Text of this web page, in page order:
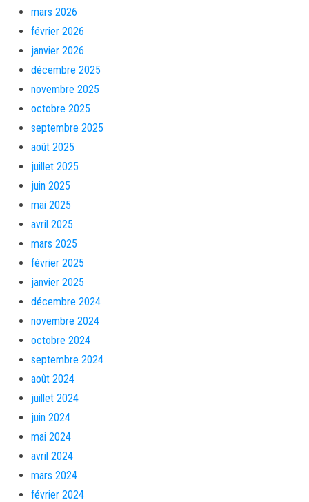
mars 2026
février 2026
janvier 2026
décembre 2025
novembre 2025
octobre 2025
septembre 2025
août 2025
juillet 2025
juin 2025
mai 2025
avril 2025
mars 2025
février 2025
janvier 2025
décembre 2024
novembre 2024
octobre 2024
septembre 2024
août 2024
juillet 2024
juin 2024
mai 2024
avril 2024
mars 2024
février 2024